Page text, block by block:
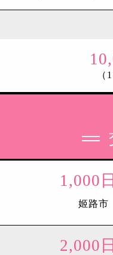
（
1,000
姬路市
2,000